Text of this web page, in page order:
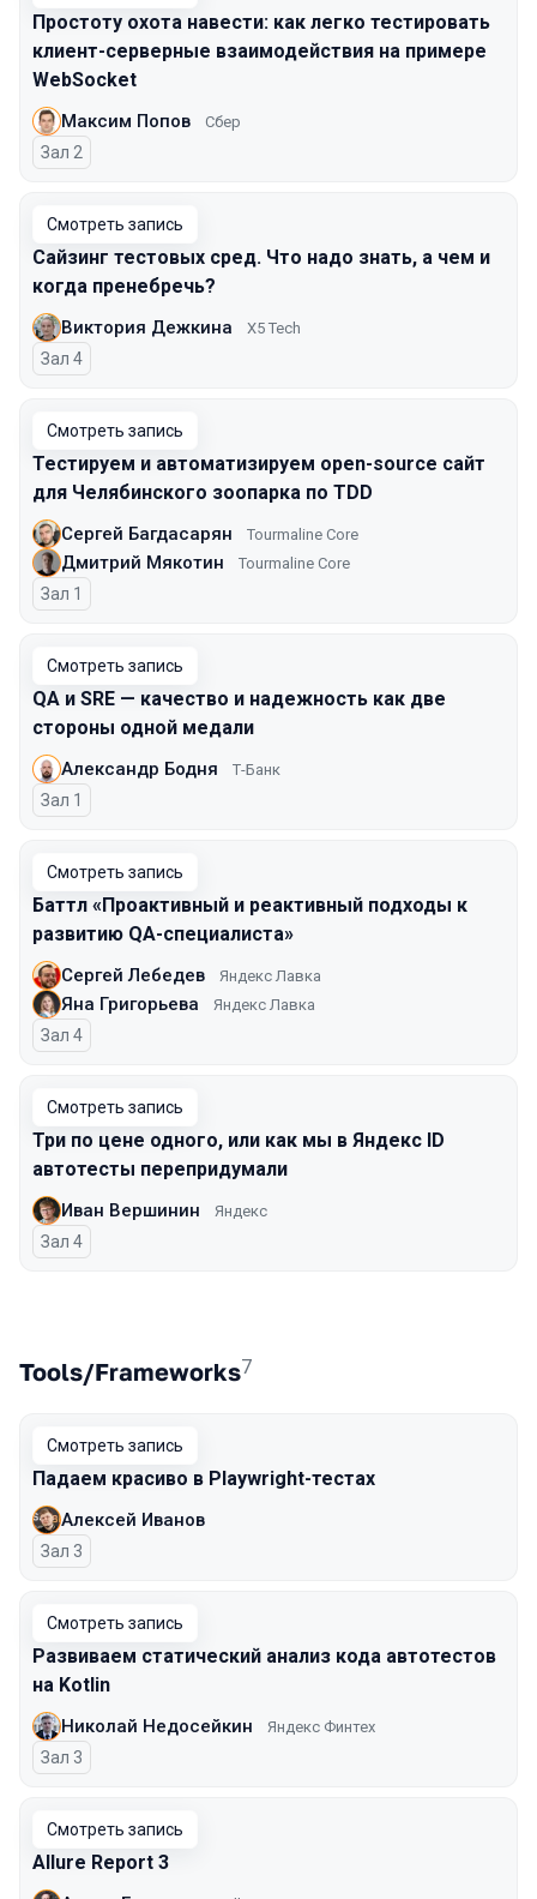
Простоту охота навести: как легко тестировать
клиент-серверные взаимодействия на примере
WebSocket
Максим Попов Сбер
Зал 2
Смотреть запись
Сайзинг тестовых сред. Что надо знать, а чем и
когда пренебречь?
Виктория Дежкина X5 Tech
Зал 4
Смотреть запись
Тестируем и автоматизируем open-source сайт
для Челябинского зоопарка по TDD
Сергей Багдасарян Tourmaline Core
Дмитрий Мякотин Tourmaline Core
Зал 1
Смотреть запись
QA и SRE — качество и надежность как две
стороны одной медали
Александр Бодня Т-Банк
Зал 1
Смотреть запись
Баттл «Проактивный и реактивный подходы к
развитию QA-специалиста»
Сергей Лебедев Яндекс Лавка
Яна Григорьева Яндекс Лавка
Зал 4
Смотреть запись
Три по цене одного, или как мы в Яндекс ID
автотесты перепридумали
Иван Вершинин Яндекс
Зал 4
Tools/Frameworks7
Смотреть запись
Падаем красиво в Playwright-тестах
Алексей Иванов
Зал 3
Смотреть запись
Развиваем статический анализ кода автотестов
на Kotlin
Николай Недосейкин Яндекс Финтех
Зал 3
Смотреть запись
Allure Report 3